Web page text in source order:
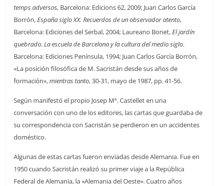
temps adversos, Barcelona: Edicions 62, 2009; Juan Carlos García
Borrón,España siglo XX. Recuerdos de un observador atento,
Barcelona: Ediciones del Serbal, 2004; Laureano Bonet,El jardín
quebrado. La escuela de Barcelona y la cultura del medio siglo.
Barcelona: Ediciones Península, 1994; Juan Carlos García Borrón,
«La posición filosófica de M. Sacristán desde sus años de
formación»,mientras tanto, 30-31, mayo de 1987, pp. 41-56.
Según manifestó el propio Josep Mª. Castellet en una
conversación con uno de los editores, las cartas que guardaba de
su correspondencia con Sacristán se perdieron en un accidentes
doméstico.
Algunas de estas cartas fueron enviadas desde Alemania. Fue en
1950 cuando Sacristán realizó su primer viaje a la República
Federal de Alemania, la «Alemania del Oeste». Cuatro años